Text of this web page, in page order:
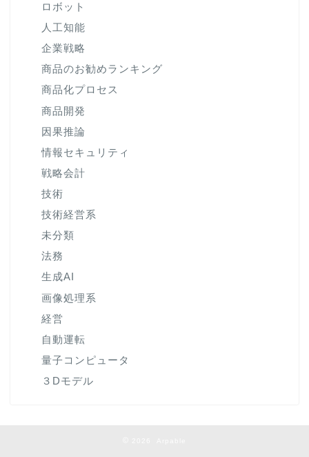
ロボット
人工知能
企業戦略
商品のお勧めランキング
商品化プロセス
商品開発
因果推論
情報セキュリティ
戦略会計
技術
技術経営系
未分類
法務
生成AI
画像処理系
経営
自動運転
量子コンピュータ
３Dモデル